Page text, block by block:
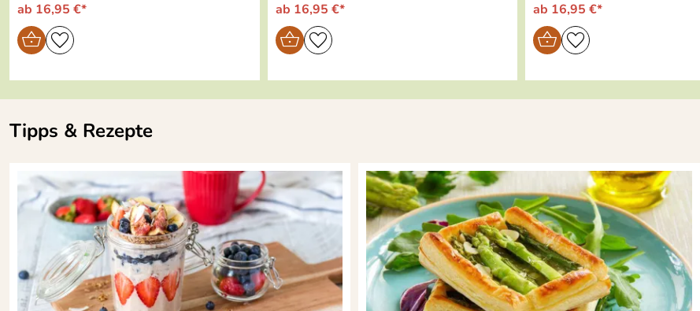
ab 16,95 €* ab 16,95 €* ab 16,95 €*
Tipps & Rezepte